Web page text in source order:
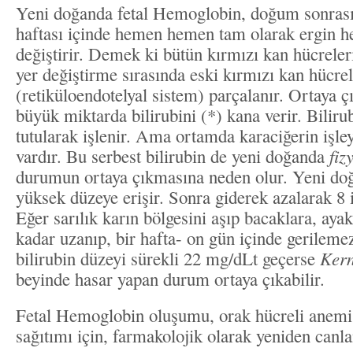
Yeni doğanda fetal Hemoglobin, doğum
haftası içinde hemen hemen tam olarak ergin
değiştirir. Demek ki bütün kırmızı kan
yer değiştirme sırasında eski kırmızı kan
(retiküloendotelyal sistem) parçalanır. Ortaya
büyük miktarda bilirubini (*) kana verir.
tutularak işlenir. Ama ortamda karaciğerin
vardır. Bu serbest bilirubin de yeni doğanda
durumun ortaya çıkmasına neden olur. Yeni
yüksek düzeye erişir. Sonra giderek azalarak
Eğer sarılık karın bölgesini aşıp bacaklara,
kadar uzanıp, bir hafta- on gün içinde
bilirubin düzeyi sürekli 22 mg/dLt geçerse
beyinde hasar yapan durum ortaya çıkabilir.
Fetal Hemoglobin oluşumu, orak hücreli
sağıtımı için, farmakolojik olarak yeniden